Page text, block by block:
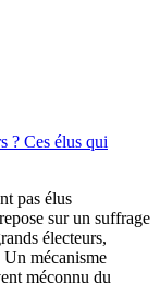
? Ces élus qui
pas élus
sur un suffrage
électeurs,
mécanisme
méconnu du